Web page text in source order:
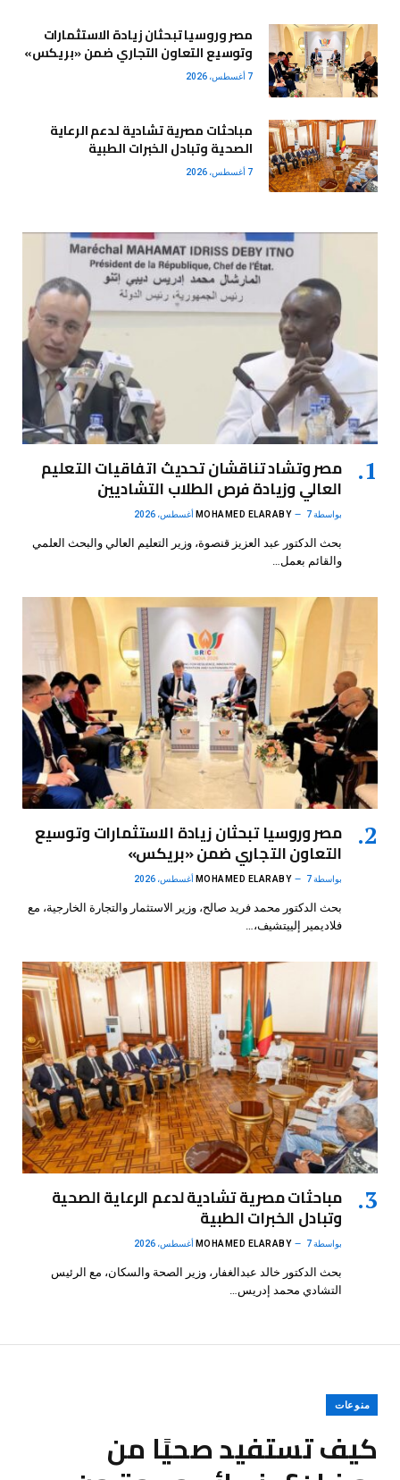
مصر وروسيا تبحثان زيادة الاستثمارات
وتوسيع التعاون التجاري ضمن «بريكس»
7 أغسطس، 2026
مباحثات مصرية تشادية لدعم الرعاية
الصحية وتبادل الخبرات الطبية
7 أغسطس، 2026
مصر وتشاد تناقشان تحديث اتفاقيات التعليم
العالي وزيادة فرص الطلاب التشاديين
بواسطة MOHAMED ELARABY 7 أغسطس، 2026
بحث الدكتور عبد العزيز قنصوة، وزير التعليم العالي والبحث العلمي
والقائم بعمل…
مصر وروسيا تبحثان زيادة الاستثمارات وتوسيع
التعاون التجاري ضمن «بريكس»
بواسطة MOHAMED ELARABY 7 أغسطس، 2026
بحث الدكتور محمد فريد صالح، وزير الاستثمار والتجارة الخارجية، مع
فلاديمير إلييتشيف،…
مباحثات مصرية تشادية لدعم الرعاية الصحية
وتبادل الخبرات الطبية
بواسطة MOHAMED ELARABY 7 أغسطس، 2026
بحث الدكتور خالد عبدالغفار، وزير الصحة والسكان، مع الرئيس
التشادي محمد إدريس…
منوعات
كيف تستفيد صحيًا من